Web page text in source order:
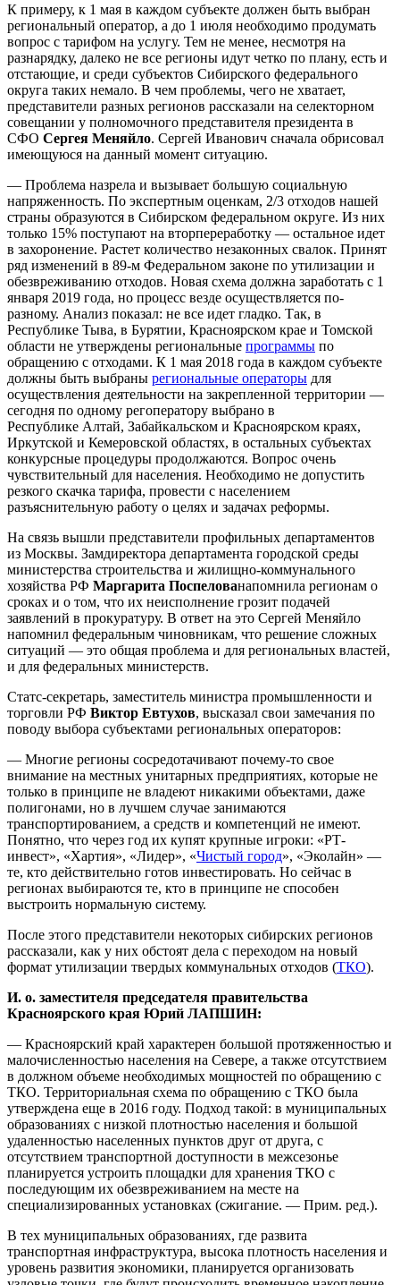
К примеру, к 1 мая в каждом субъекте должен быть выбран
региональный оператор, а до 1 июля необходимо продумать
вопрос с тарифом на услугу. Тем не менее, несмотря на
разнарядку, далеко не все регионы идут четко по плану, есть и
отстающие, и среди субъектов Сибирского федерального
округа таких немало. В чем проблемы, чего не хватает,
представители разных регионов рассказали на селекторном
совещании у полномочного представителя президента в
СФО Сергея Меняйло. Сергей Иванович сначала обрисовал
имеющуюся на данный момент ситуацию.
— Проблема назрела и вызывает большую социальную
напряженность. По экспертным оценкам, 2/3 отходов нашей
страны образуются в Сибирском федеральном округе. Из них
только 15% поступают на вторпереработку — остальное идет
в захоронение. Растет количество незаконных свалок. Принят
ряд изменений в 89-м Федеральном законе по утилизации и
обезвреживанию отходов. Новая схема должна заработать с 1
января 2019 года, но процесс везде осуществляется по-
разному. Анализ показал: не все идет гладко. Так, в
Республике Тыва, в Бурятии, Красноярском крае и Томской
области не утверждены региональные программы по
обращению с отходами. К 1 мая 2018 года в каждом субъекте
должны быть выбраны региональные операторы для
осуществления деятельности на закрепленной территории —
сегодня по одному регоператору выбрано в
Республике Алтай, Забайкальском и Красноярском краях,
Иркутской и Кемеровской областях, в остальных субъектах
конкурсные процедуры продолжаются. Вопрос очень
чувствительный для населения. Необходимо не допустить
резкого скачка тарифа, провести с населением
разъяснительную работу о целях и задачах реформы.
На связь вышли представители профильных департаментов
из Москвы. Замдиректора департамента городской среды
министерства строительства и жилищно-коммунального
хозяйства РФ Маргарита Поспелованапомнила регионам о
сроках и о том, что их неисполнение грозит подачей
заявлений в прокуратуру. В ответ на это Сергей Меняйло
напомнил федеральным чиновникам, что решение сложных
ситуаций — это общая проблема и для региональных властей,
и для федеральных министерств.
Статс-секретарь, заместитель министра промышленности и
торговли РФ Виктор Евтухов, высказал свои замечания по
поводу выбора субъектами региональных операторов:
— Многие регионы сосредотачивают почему-то свое
внимание на местных унитарных предприятиях, которые не
только в принципе не владеют никакими объектами, даже
полигонами, но в лучшем случае занимаются
транспортированием, а средств и компетенций не имеют.
Понятно, что через год их купят крупные игроки: «РТ-
инвест», «Хартия», «Лидер», «Чистый город», «Эколайн» —
те, кто действительно готов инвестировать. Но сейчас в
регионах выбираются те, кто в принципе не способен
выстроить нормальную систему.
После этого представители некоторых сибирских регионов
рассказали, как у них обстоят дела с переходом на новый
формат утилизации твердых коммунальных отходов (ТКО).
И. о. заместителя председателя правительства
Красноярского края Юрий ЛАПШИН:
— Красноярский край характерен большой протяженностью и
малочисленностью населения на Севере, а также отсутствием
в должном объеме необходимых мощностей по обращению с
ТКО. Территориальная схема по обращению с ТКО была
утверждена еще в 2016 году. Подход такой: в муниципальных
образованиях с низкой плотностью населения и большой
удаленностью населенных пунктов друг от друга, с
отсутствием транспортной доступности в межсезонье
планируется устроить площадки для хранения ТКО с
последующим их обезвреживанием на месте на
специализированных установках (сжигание. — Прим. ред.).
В тех муниципальных образованиях, где развита
транспортная инфраструктура, высока плотность населения и
уровень развития экономики, планируется организовать